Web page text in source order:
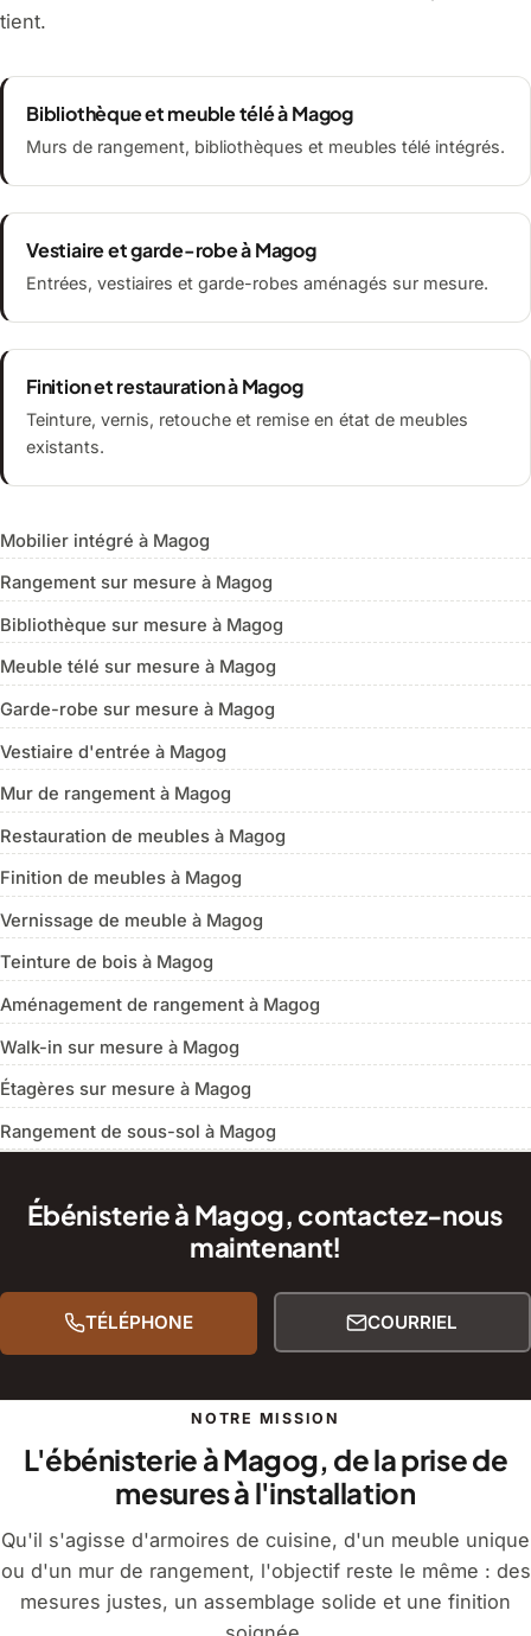
tient.
Bibliothèque et meuble télé à Magog
Murs de rangement, bibliothèques et meubles télé intégrés.
Vestiaire et garde-robe à Magog
Entrées, vestiaires et garde-robes aménagés sur mesure.
Finition et restauration à Magog
Teinture, vernis, retouche et remise en état de meubles
existants.
Mobilier intégré à Magog
Rangement sur mesure à Magog
Bibliothèque sur mesure à Magog
Meuble télé sur mesure à Magog
Garde-robe sur mesure à Magog
Vestiaire d'entrée à Magog
Mur de rangement à Magog
Restauration de meubles à Magog
Finition de meubles à Magog
Vernissage de meuble à Magog
Teinture de bois à Magog
Aménagement de rangement à Magog
Walk-in sur mesure à Magog
Étagères sur mesure à Magog
Rangement de sous-sol à Magog
Ébénisterie à Magog, contactez-nous
maintenant!
TÉLÉPHONE COURRIEL
NOTRE MISSION
L'ébénisterie à Magog, de la prise de
mesures à l'installation
Qu'il s'agisse d'armoires de cuisine, d'un meuble unique
ou d'un mur de rangement, l'objectif reste le même : des
mesures justes, un assemblage solide et une finition